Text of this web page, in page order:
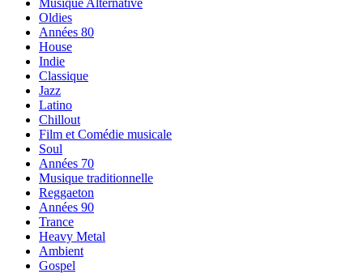
Musique Alternative
Oldies
Années 80
House
Indie
Classique
Jazz
Latino
Chillout
Film et Comédie musicale
Soul
Années 70
Musique traditionnelle
Reggaeton
Années 90
Trance
Heavy Metal
Ambient
Gospel